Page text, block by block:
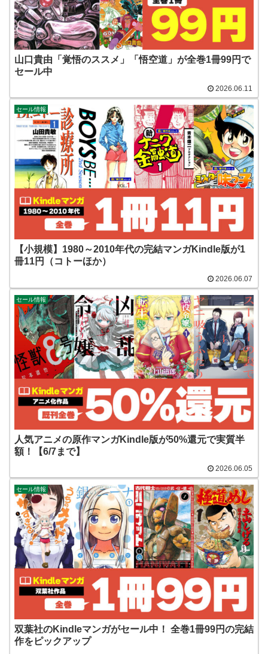
山口貴由「覚悟のススメ」「悟空道」が全巻1冊99円で
セール中
2026.06.11
セール情報
【小規模】1980～2010年代の完結マンガKindle版が1
冊11円（コトーほか）
2026.06.07
セール情報
人気アニメの原作マンガKindle版が50%還元で実質半
額！【6/7まで】
2026.06.05
セール情報
双葉社のKindleマンガがセール中！ 全巻1冊99円の完結
作をピックアップ